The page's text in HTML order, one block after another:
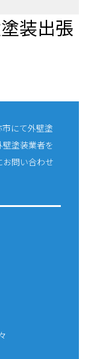
装出張
にて外壁塗
塗装業者を
問い合わせ